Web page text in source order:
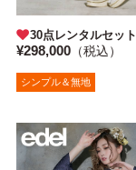
30点レンタルセット
¥298,000（税込）
シンプル＆無地